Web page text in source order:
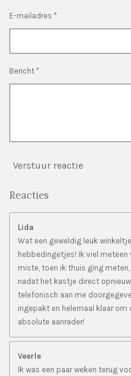
n n
E-mailadres *
Bericht *
Verstuur reactie
Reacties
Lida
Wat een geweldig leuk
hebbedingetjes! Ik viel
miste, toen ik thuis ging
nadat het kastje direct
telefonisch aan me
ingepakt en helemaal klaar om
absolute aanrader!
Veerle
Ik was een paar weken terug